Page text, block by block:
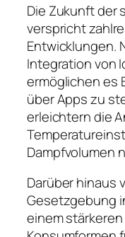
Die Zukunft der
verspricht
Entwicklungen.
Integration von
ermöglichen es
über Apps zu
erleichtern die
Dampfvolumen
Darüber hinaus
Gesetzgebung
einem